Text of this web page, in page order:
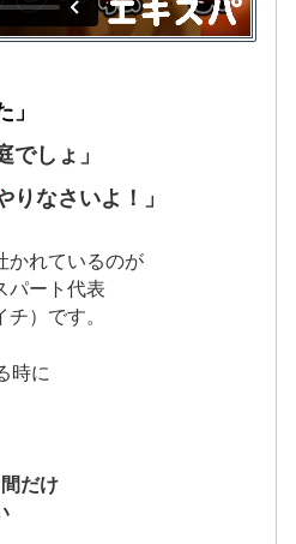
」
でしょ」
りなさいよ！」
かれているのが
パート代表
チ）です。
時に
だけ